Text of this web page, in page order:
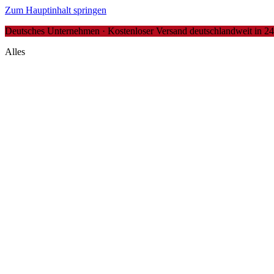
Zum Hauptinhalt springen
Deutsches Unternehmen · Kostenloser Versand deutschlandweit in
Alles